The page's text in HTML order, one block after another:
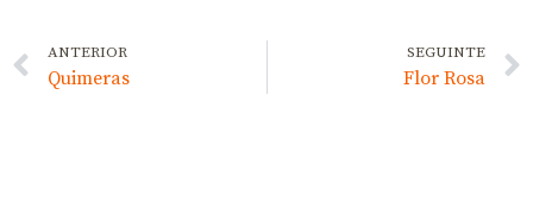
ANTERIOR
Quimeras
SEGUINTE
Flor Rosa